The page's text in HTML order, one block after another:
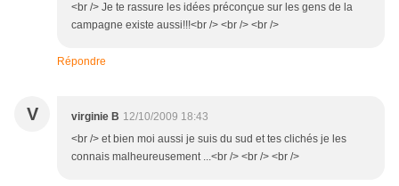
<br /> Je te rassure les idées préconçue sur les gens de la
campagne existe aussi!!!<br /> <br /> <br />
Répondre
V virginie B 12/10/2009 18:43
<br /> et bien moi aussi je suis du sud et tes clichés je les
connais malheureusement ...<br /> <br /> <br />